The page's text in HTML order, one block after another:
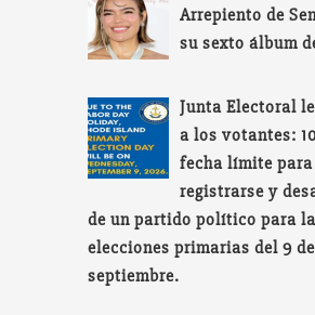
Arrepiento de
su sexto álbum
Junta Electoral
a los votantes:
fecha límite para
registrarse y
de un partido político para
elecciones primarias del 9 de
septiembre.